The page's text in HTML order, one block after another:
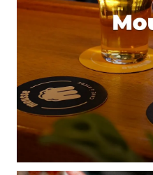
Je mérite de gagner un
parce-que je mange bio
18 janvier 2022 à 21 h 03 min
Répondre
Je mérite de gagner un
parce que ça fait une
Milly
18 janvier 2022 à 21 h 10 min